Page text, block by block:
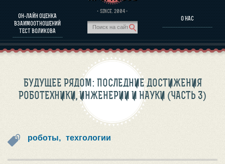
ОН-ЛАЙН ОЦЕНКА
ВЗАИМООТНОШЕНИЙ
ТЕСТ ВОЛИКОВА
· SINCE. 2004 ·
О НАС
О ПРОГРАММЕ
ПРОГНОЗЫ И АНАЛИТИКА
БУДУЩЕЕ РЯДОМ: ПОСЛЕДНИЕ ДОСТИЖЕНИЯ
РОБОТЕХНИКИ, ИНЖЕНЕРИИ И НАУКИ (ЧАСТЬ 3)
роботы, техгологии